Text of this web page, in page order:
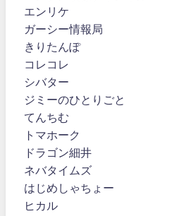
エンリケ
ガーシー情報局
きりたんぽ
コレコレ
シバター
ジミーのひとりごと
てんちむ
トマホーク
ドラゴン細井
ネバタイムズ
はじめしゃちょー
ヒカル